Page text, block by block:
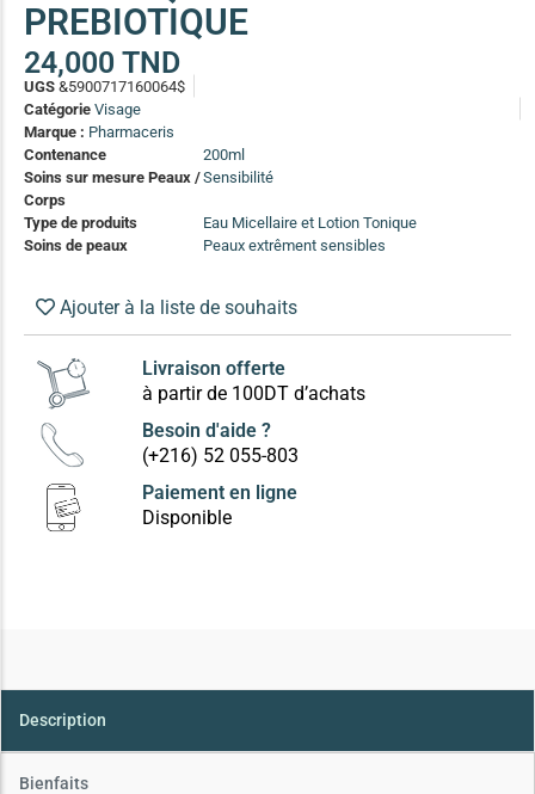
(13)
Soin anti-pelliculaire
Soin pointes cassantes et fourchues
Soins Solaires Ciblés
Pour chaque type de peau, une solution
Soins ciblé bébé (0-5 ans)(4)
Soins ciblés famille
PREBIOTIQUE
24,000 TND
UGS &5900717160064$
Catégorie Visage
Marque : Pharmaceris
Contenance
200ml
Soins sur mesure Peaux /
Corps
Sensibilité
Type de produits
Eau Micellaire et Lotion Tonique
Soins de peaux
Peaux extrêment sensibles
Ajouter à la liste de souhaits
Livraison offerte
à partir de 100DT d’achats
Besoin d'aide ?
(+216) 52 055-803
Paiement en ligne
Disponible
Bienfaits
Description